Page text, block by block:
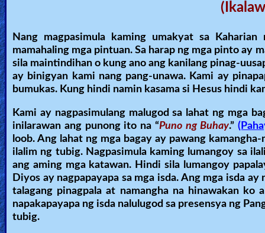
Bible
Questions
Something
Funny...
2nd
Page,
Older
Material
Nang magpasimula kaming umakyat sa
mamahaling mga pintuan. Sa harap ng mga pinto ay
sila maintindihan o kung ano ang kanilang pinag-
ay binigyan kami nang pang-unawa. Kami ay
bumukas. Kung hindi namin kasama si Hesus hindi
Kami ay nagpasimulang malugod sa lahat ng mga
inilarawan ang punong ito na “Puno ng Buhay.”
loob. Ang lahat ng mga bagay ay pawang
ilalim ng tubig. Nagpasimula kaming lumangoy sa
ang aming mga katawan. Hindi sila lumangoy
Diyos ay nagpapayapa sa mga isda. Ang mga isda
talagang pinagpala at namangha na hinawakan
napakapayapa ng isda nalulugod sa presensya ng
tubig.